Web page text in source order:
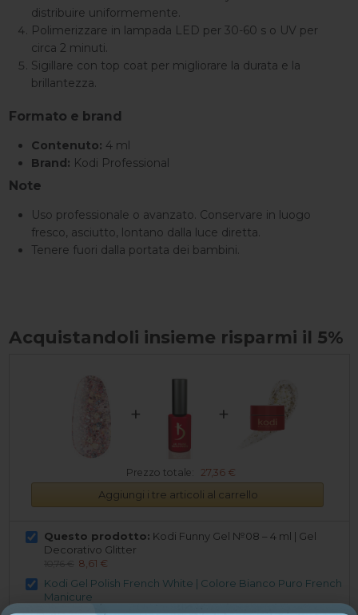
distribuire uniformemente.
Polimerizzare in lampada LED per 30-60 s o UV per
circa 2 minuti.
Sigillare con top coat per migliorare la durata e la
brillantezza.
Formato e brand
Contenuto: 4 ml
Brand: Kodi Professional
Note
Uso professionale o avanzato. Conservare in luogo
fresco, asciutto, lontano dalla luce diretta.
Tenere fuori dalla portata dei bambini.
Acquistandoli insieme risparmi il 5%
+ +
Prezzo totale: 27,36 €
Aggiungi i tre articoli al carrello
Questo prodotto: Kodi Funny Gel №08 – 4 ml | Gel
Decorativo Glitter
8,61 €
Kodi Gel Polish French White | Colore Bianco Puro French
Manicure
11,55 € 9,24 €